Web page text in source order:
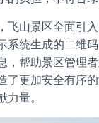
飞山景区全面引
系统生成的二维
，帮助景区管理
了更加安全有序
量。